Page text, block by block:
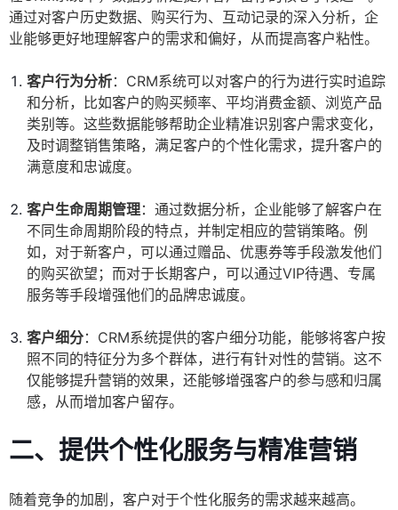
通过对客户历史数据、购买行为、互动记录的深入分析，企
业能够更好地理解客户的需求和偏好，从而提高客户粘性。
客户行为分析：CRM系统可以对客户的行为进行实时追踪
和分析，比如客户的购买频率、平均消费金额、浏览产品
类别等。这些数据能够帮助企业精准识别客户需求变化，
及时调整销售策略，满足客户的个性化需求，提升客户的
满意度和忠诚度。
客户生命周期管理：通过数据分析，企业能够了解客户在
不同生命周期阶段的特点，并制定相应的营销策略。例
如，对于新客户，可以通过赠品、优惠券等手段激发他们
的购买欲望；而对于长期客户，可以通过VIP待遇、专属
服务等手段增强他们的品牌忠诚度。
客户细分：CRM系统提供的客户细分功能，能够将客户按
照不同的特征分为多个群体，进行有针对性的营销。这不
仅能够提升营销的效果，还能够增强客户的参与感和归属
感，从而增加客户留存。
二、提供个性化服务与精准营销
随着竞争的加剧，客户对于个性化服务的需求越来越高。